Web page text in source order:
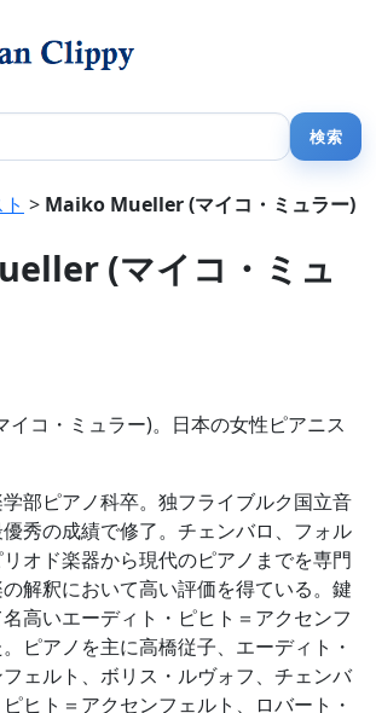
> Maiko Mueller (マイコ・ミュラー)
(マイコ・ミュ
コ・ミュラー)。日本の女性ピアニス
部ピアノ科卒。独フライブルク国立音
秀の成績で修了。チェンバロ、フォル
オド楽器から現代のピアノまでを専門
解釈において高い評価を得ている。鍵
高いエーディト・ピヒト＝アクセンフ
ピアノを主に高橋従子、エーディト・
ェルト、ボリス・ルヴォフ、チェンバ
ヒト＝アクセンフェルト、ロバート・